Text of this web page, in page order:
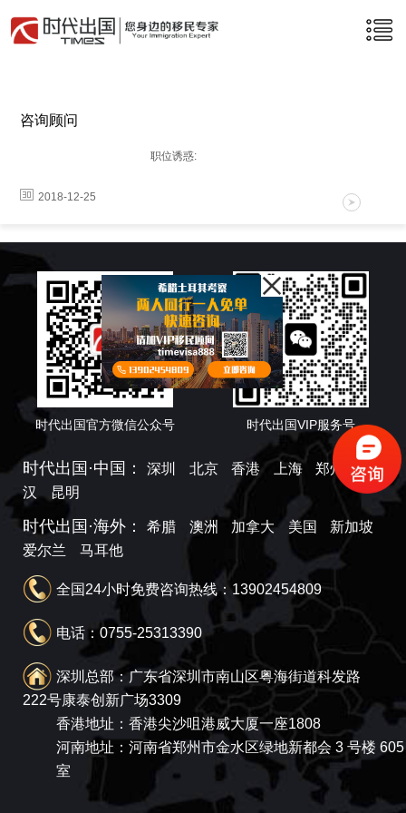
咨询顾问
职位诱惑:
2018-12-25
时代出国官方微信公众号 时代出国VIP服务号
时代出国·中国： 深圳 北京 香港 上海 郑州
武
汉
昆明
时代出国·海外： 希腊 澳洲 加拿大 美国
新加坡
爱尔兰
马耳他
全国24小时免费咨询热线：13902454809
电话：0755-25313390
深圳总部：广东省深圳市南山区粤海街道科发路
222号康泰创新广场3309
香港地址：香港尖沙咀港威大厦一座1808
河南地址：河南省郑州市金水区绿地新都会 3 号楼 605
室